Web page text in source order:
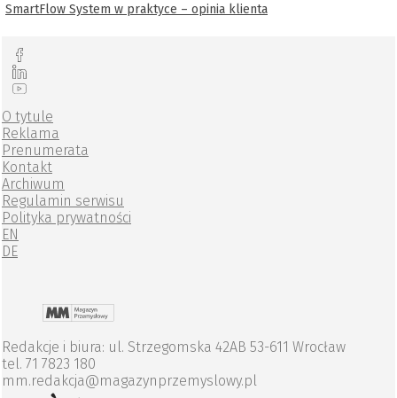
SmartFlow System w praktyce – opinia klienta
O tytule
Reklama
Prenumerata
Kontakt
Archiwum
Regulamin serwisu
Polityka prywatności
EN
DE
Redakcje i biura: ul. Strzegomska 42AB 53-611 Wrocław
tel. 71 7823 180
mm.redakcja@magazynprzemyslowy.pl